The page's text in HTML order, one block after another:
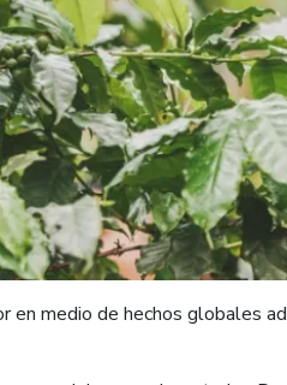
medio de hechos globales